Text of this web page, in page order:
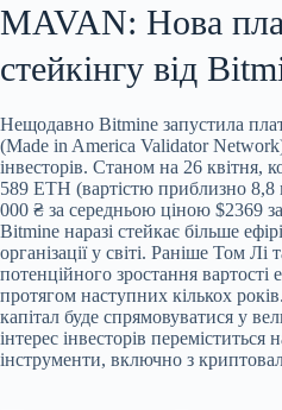
MAVAN: Нова
стейкінгу від
Нещодавно Bitmine запустила
(Made in America Validator
інвесторів. Станом на 26 квітня,
589 ETH (вартістю приблизно 8,8
000 ₴ за середньою ціною $2369
Bitmine наразі стейкає більше
організації у світі. Раніше Том
потенційного зростання вартості
протягом наступних кількох
капітал буде спрямовуватися у
інтерес інвесторів переміститься
інструменти, включно з